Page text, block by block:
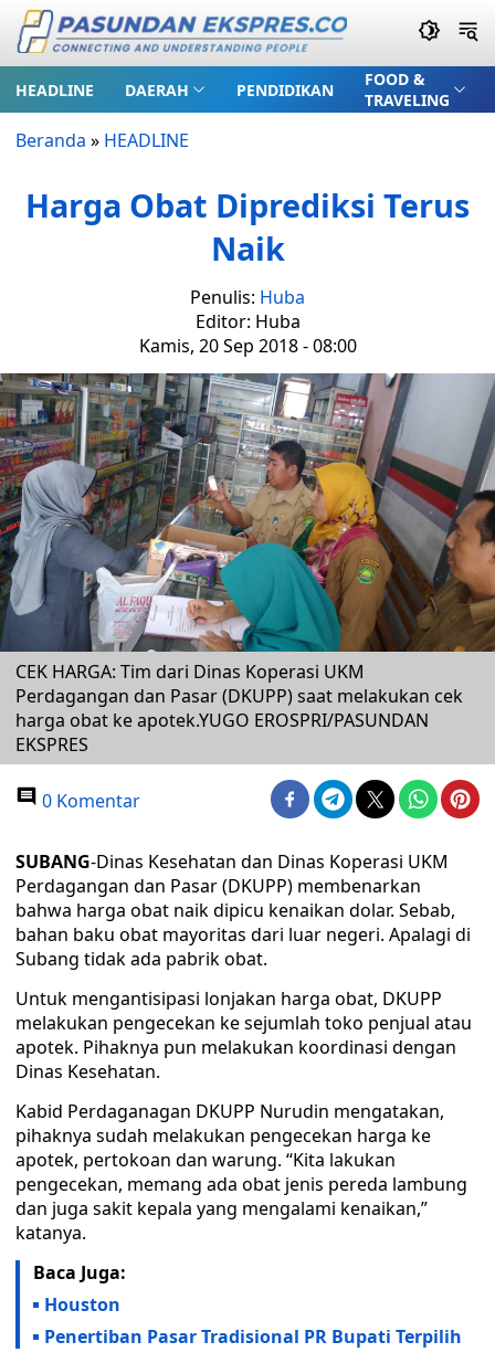
HEADLINE DAERAH PENDIDIKAN
FOOD &
TRAVELING
Beranda » HEADLINE
Harga Obat Diprediksi Terus
Naik
Penulis: Huba
Editor: Huba
Kamis, 20 Sep 2018 - 08:00
CEK HARGA: Tim dari Dinas Koperasi UKM
Perdagangan dan Pasar (DKUPP) saat melakukan cek
harga obat ke apotek.YUGO EROSPRI/PASUNDAN
EKSPRES
0 Komentar
SUBANG-Dinas Kesehatan dan Dinas Koperasi UKM
Perdagangan dan Pasar (DKUPP) membenarkan
bahwa harga obat naik dipicu kenaikan dolar. Sebab,
bahan baku obat mayoritas dari luar negeri. Apalagi di
Subang tidak ada pabrik obat.
Untuk mengantisipasi lonjakan harga obat, DKUPP
melakukan pengecekan ke sejumlah toko penjual atau
apotek. Pihaknya pun melakukan koordinasi dengan
Dinas Kesehatan.
Kabid Perdaganagan DKUPP Nurudin mengatakan,
pihaknya sudah melakukan pengecekan harga ke
apotek, pertokoan dan warung. “Kita lakukan
pengecekan, memang ada obat jenis pereda lambung
dan juga sakit kepala yang mengalami kenaikan,”
katanya.
Baca Juga:
Houston
Penertiban Pasar Tradisional PR Bupati Terpilih